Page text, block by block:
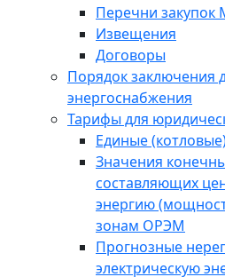
Перечни закупок
Извещения
Договоры
Порядок заключения
энергоснабжения
Тарифы для
Единые
Значения
составляющих
энергию
зонам ОРЭМ
Прогнозные
электрическую